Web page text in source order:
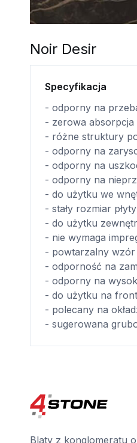
Noir Desir
Specyfikacja
- odporny na
- zerowa absorpcja
- różne struktury
- odporny na
- odporny na
- odporny na
- do użytku we
- stały rozmiar płyty
- do użytku
- nie wymaga
- powtarzalny wzór
- odporność na
- odporny na
- do użytku na
- polecany na
- sugerowana
Blaty z konglomeratu